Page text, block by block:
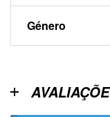
Género